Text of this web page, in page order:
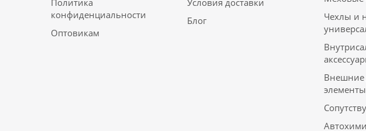
Политика
конфиденциальности
Оптовикам
Условия доставки
Блог
Чехлы и
Внешние
элементы